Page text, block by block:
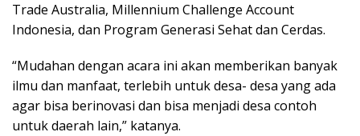
Trade Australia, Millennium Challenge Account
Indonesia, dan Program Generasi Sehat dan Cerdas.
“Mudahan dengan acara ini akan memberikan banyak
ilmu dan manfaat, terlebih untuk desa- desa yang ada
agar bisa berinovasi dan bisa menjadi desa contoh
untuk daerah lain,” katanya.